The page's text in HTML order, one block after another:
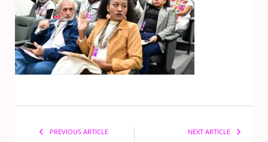
PREVIOUS ARTICLE NEXT ARTICLE